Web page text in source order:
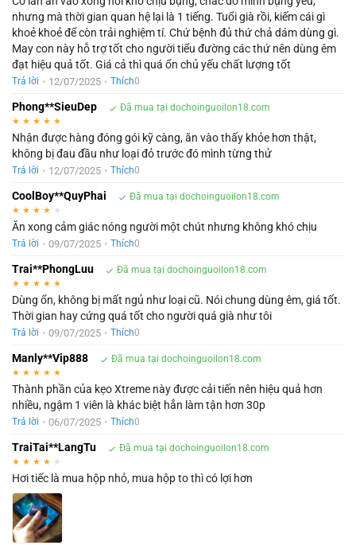
nhưng mà thời gian quan hệ lại là 1 tiếng. Tuổi già rồi, kiếm cái gì
khoẻ khoẻ để còn trải nghiệm tí. Chứ bệnh đủ thứ chả dám dùng gì.
May con này hỗ trợ tốt cho người tiểu đường các thứ nên dùng êm
đạt hiệu quả tốt. Giá cả thì quá ổn chủ yếu chất lượng tốt
Trả lời • 12/07/2025 • Thích0
Phong**SieuDep Đã mua tại dochoinguoilon18.com
★ ★ ★ ★ ★
Nhận được hàng đóng gói kỹ càng, ăn vào thấy khỏe hơn thật,
không bị đau đầu như loại đỏ trước đó mình từng thử
Trả lời • 12/07/2025 • Thích0
CoolBoy**QuyPhai Đã mua tại dochoinguoilon18.com
★ ★ ★ ★ ★
Ăn xong cảm giác nóng người một chút nhưng không khó chịu
Trả lời • 09/07/2025 • Thích0
Trai**PhongLuu Đã mua tại dochoinguoilon18.com
★ ★ ★ ★ ★
Dùng ổn, không bị mất ngủ như loại cũ. Nói chung dùng êm, giá tốt.
Thời gian hay cứng quá tốt cho người quá già như tôi
Trả lời • 09/07/2025 • Thích0
Manly**Vip888 Đã mua tại dochoinguoilon18.com
★ ★ ★ ★ ★
Thành phần của kẹo Xtreme này được cải tiến nên hiệu quả hơn
nhiều, ngậm 1 viên là khác biệt hẳn làm tận hơn 30p
Trả lời • 06/07/2025 • Thích0
TraiTai**LangTu Đã mua tại dochoinguoilon18.com
★ ★ ★ ★ ★
Hơi tiếc là mua hộp nhỏ, mua hộp to thì có lợi hơn